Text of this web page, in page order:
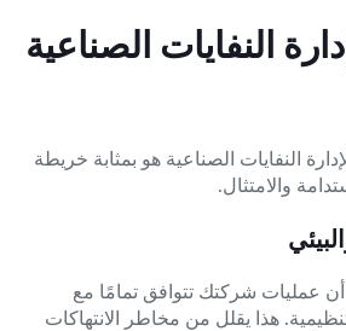
النفايات الصناعية
النفايات الصناعية هو بمثابة خريطة
والامتثال.
عمليات شركتك تتوافق تمامًا مع
هذا يقلل من مخاطر الانتهاكات